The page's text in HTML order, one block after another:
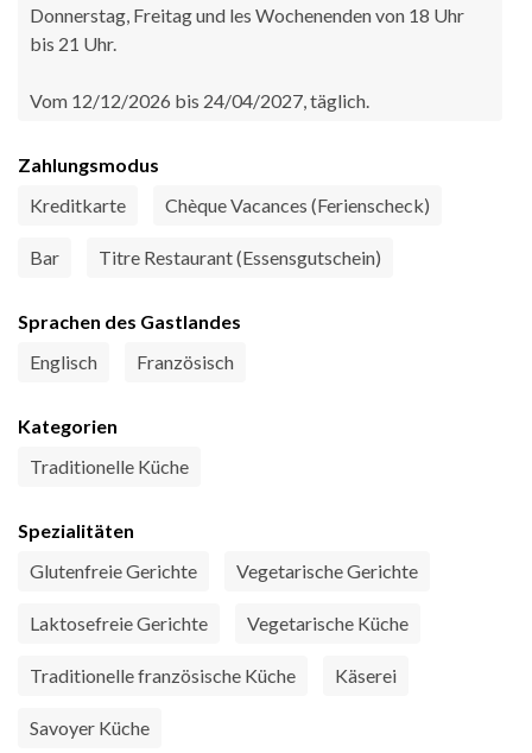
Donnerstag, Freitag und les Wochenenden von 18 Uhr
bis 21 Uhr.
Vom 12/12/2026 bis 24/04/2027, täglich.
Zahlungsmodus
Kreditkarte
Chèque Vacances (Ferienscheck)
Bar Titre Restaurant (Essensgutschein)
Sprachen des Gastlandes
Englisch
Französisch
Kategorien
Traditionelle Küche
Spezialitäten
Glutenfreie Gerichte
Vegetarische Gerichte
Laktosefreie Gerichte Vegetarische Küche
Traditionelle französische Küche Käserei
Savoyer Küche